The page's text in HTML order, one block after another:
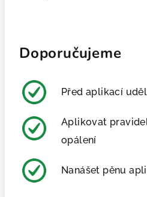
Doporučujeme
Před aplikací
Aplikovat
opálení
Nanášet pěnu